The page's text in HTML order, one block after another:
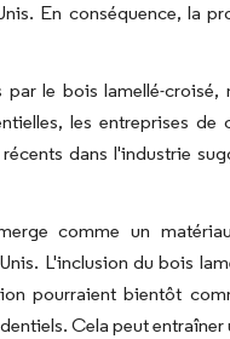
En conséquence, la
par le bois lamellé-
les entreprises
dans l'industrie
comme un
L'inclusion du bois
pourraient bientôt
Cela peut